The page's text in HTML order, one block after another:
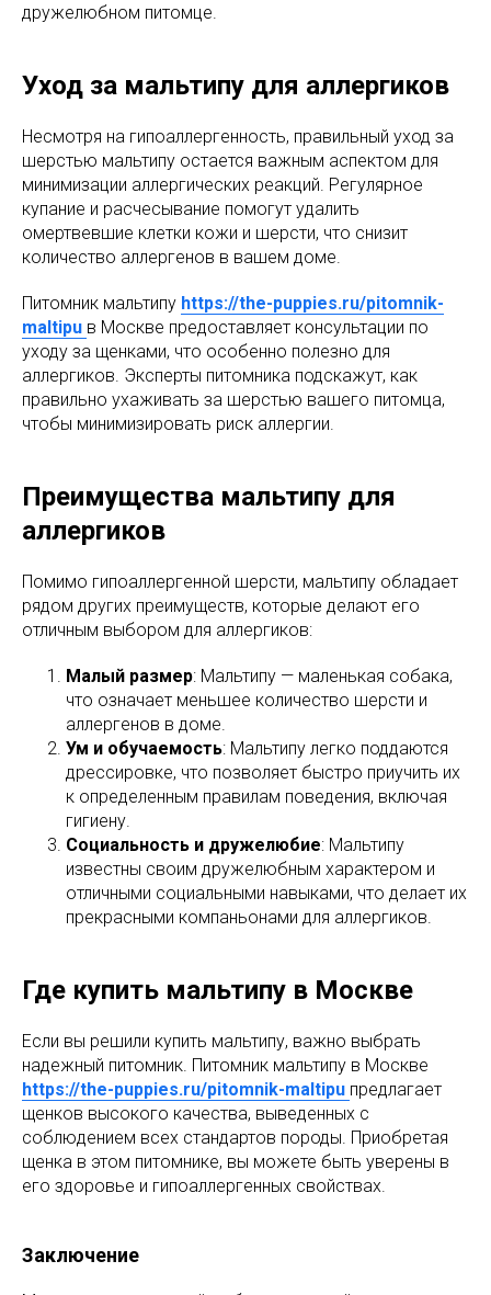
дружелюбном питомце.
Уход за мальтипу для аллергиков
Несмотря на гипоаллергенность, правильный уход за
шерстью мальтипу остается важным аспектом для
минимизации аллергических реакций. Регулярное
купание и расчесывание помогут удалить
омертвевшие клетки кожи и шерсти, что снизит
количество аллергенов в вашем доме.
Питомник мальтипу https://the-puppies.ru/pitomnik-
maltipu в Москве предоставляет консультации по
уходу за щенками, что особенно полезно для
аллергиков. Эксперты питомника подскажут, как
правильно ухаживать за шерстью вашего питомца,
чтобы минимизировать риск аллергии.
Преимущества мальтипу для
аллергиков
Помимо гипоаллергенной шерсти, мальтипу обладает
рядом других преимуществ, которые делают его
отличным выбором для аллергиков:
Малый размер: Мальтипу — маленькая собака,
что означает меньшее количество шерсти и
аллергенов в доме.
Ум и обучаемость: Мальтипу легко поддаются
дрессировке, что позволяет быстро приучить их
к определенным правилам поведения, включая
гигиену.
Социальность и дружелюбие: Мальтипу
известны своим дружелюбным характером и
отличными социальными навыками, что делает их
прекрасными компаньонами для аллергиков.
Где купить мальтипу в Москве
Если вы решили купить мальтипу, важно выбрать
надежный питомник. Питомник мальтипу в Москве
https://the-puppies.ru/pitomnik-maltipu предлагает
щенков высокого качества, выведенных с
соблюдением всех стандартов породы. Приобретая
щенка в этом питомнике, вы можете быть уверены в
его здоровье и гипоаллергенных свойствах.
Заключение